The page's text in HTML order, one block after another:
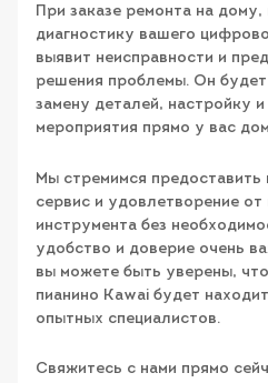
При заказе ремонта на
диагностику вашего
выявит неисправности и
решения проблемы. Он
замену деталей, настройку
мероприятия прямо у вас
Мы стремимся предоставить
сервис и удовлетворение от
инструмента без
удобство и доверие очень
вы можете быть уверены,
пианино Kawai будет
опытных специалистов.
Свяжитесь с нами прямо